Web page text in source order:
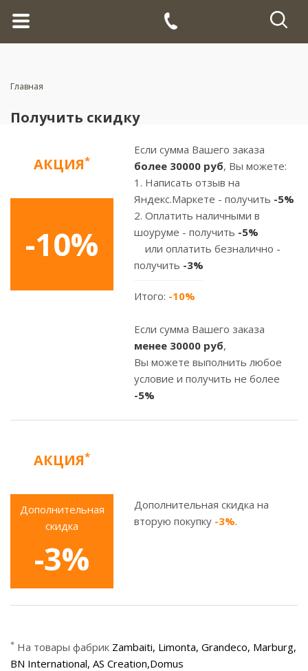
Главная
Получить скидку
АКЦИЯ*
-10%
Если сумма Вашего заказа
более 30000 руб, Вы можете:
1. Написать отзыв на
Яндекс.Маркете - получить -5%
2. Оплатить наличными в
шоуруме - получить -5%
или оплатить безналично -
получить -3%
Итого: -10%
Если сумма Вашего заказа
менее 30000 руб,
Вы можете выполнить любое
условие и получить не более
-5%
АКЦИЯ*
Дополнительная
скидка
-3%
Дополнительная скидка на
вторую покупку -3%.
* На товары фабрик Zambaiti, Limonta, Grandeco, Marburg,
BN International, AS Creation,Domus